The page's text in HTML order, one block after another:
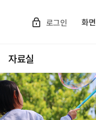
로그인
화면
자료실